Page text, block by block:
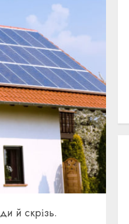
й скрізь.